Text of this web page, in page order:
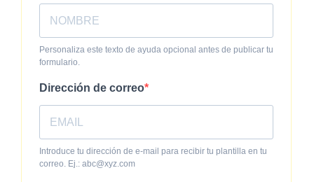
Personaliza este texto de ayuda opcional antes de publicar tu
formulario.
Dirección de correo
Introduce tu dirección de e-mail para recibir tu plantilla en tu
correo. Ej.: abc@xyz.com